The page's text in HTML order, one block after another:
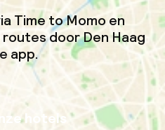
Time to Momo en
door Den Haag
app.
hotels